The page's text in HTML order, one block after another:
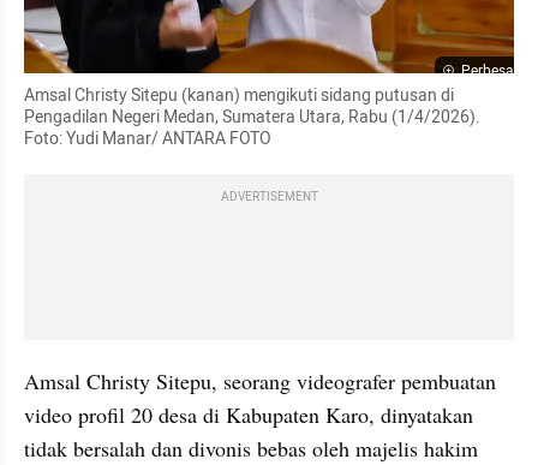
Perbesar
Amsal Christy Sitepu (kanan) mengikuti sidang putusan di
Pengadilan Negeri Medan, Sumatera Utara, Rabu (1/4/2026).
Foto: Yudi Manar/ ANTARA FOTO
ADVERTISEMENT
Amsal Christy Sitepu, seorang videografer pembuatan
video profil 20 desa di Kabupaten Karo, dinyatakan
tidak bersalah dan divonis bebas oleh majelis hakim